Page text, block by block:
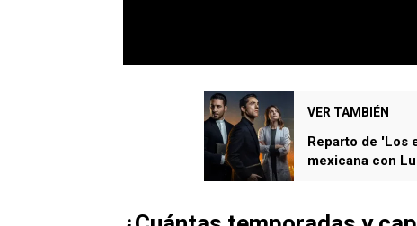
VER TAMBIÉN
Reparto de 'Los
mexicana con